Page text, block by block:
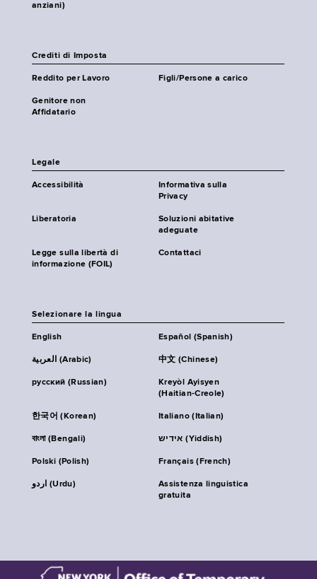
anziani)
Crediti di Imposta
Reddito per Lavoro Figli/Persone a carico
Genitore non
Affidatario
Legale
Accessibilità
Informativa sulla
Privacy
Liberatoria
Soluzioni abitative
adeguate
Legge sulla libertà di
informazione (FOIL)
Contattaci
Selezionare la lingua
English Español (Spanish)
العربية (Arabic) 中文 (Chinese)
русский (Russian)
Kreyòl Ayisyen
(Haitian-Creole)
한국어 (Korean) Italiano (Italian)
বাংলা (Bengali) אידיש (Yiddish)
Polski (Polish) Français (French)
اردو (Urdu)
Assistenza linguistica
gratuita